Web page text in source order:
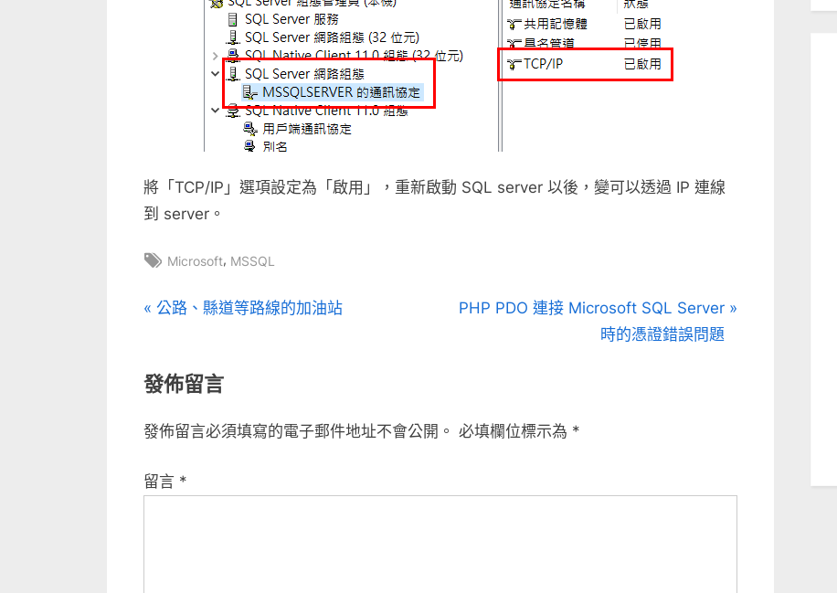
線〉
中
將「TCP/IP」選項設定為「啟用」，重新啟動 SQL server 以後，變可以透過 IP 連線
到 server。
Tags:
Microsoft, MSSQL
文
導
覽
P
v
o
s
公路、縣道等路線的加油站
N
o
t
PHP PDO 連接 Microsoft SQL Server
時的憑證錯誤問題
發佈留言
發佈留言必須填寫的電子郵件地址不會公開。 必填欄位標示為 *
留言 *